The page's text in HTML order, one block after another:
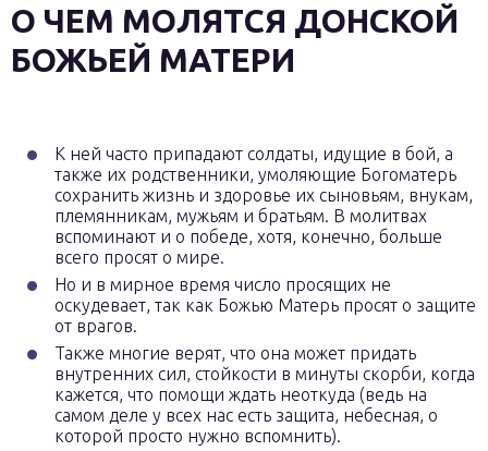
О ЧЕМ МОЛЯТСЯ ДОНСКОЙ
БОЖЬЕЙ МАТЕРИ
К ней часто припадают солдаты, идущие в бой, а
также их родственники, умоляющие Богоматерь
сохранить жизнь и здоровье их сыновьям, внукам,
племянникам, мужьям и братьям. В молитвах
вспоминают и о победе, хотя, конечно, больше
всего просят о мире.
Но и в мирное время число просящих не
оскудевает, так как Божью Матерь просят о защите
от врагов.
Также многие верят, что она может придать
внутренних сил, стойкости в минуты скорби, когда
кажется, что помощи ждать неоткуда (ведь на
самом деле у всех нас есть защита, небесная, о
которой просто нужно вспомнить).